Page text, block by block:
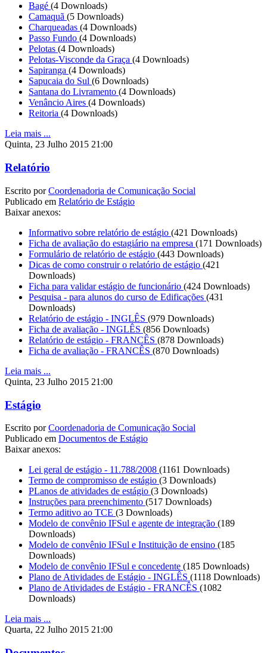
Bagé (4 Downloads)
Camaquã (5 Downloads)
Charqueadas (4 Downloads)
Passo Fundo (4 Downloads)
Pelotas (4 Downloads)
Pelotas-Visconde da Graça (4 Downloads)
Sapiranga (4 Downloads)
Sapucaia do Sul (6 Downloads)
Santana do Livramento (4 Downloads)
Venâncio Aires (4 Downloads)
Reitoria (4 Downloads)
Leia mais ...
Quinta, 23 Julho 2015 21:00
Relatório
Escrito porCoordenadoria de Comunicação Social
Publicado em Relatório de Estágio
Baixar anexos:
Informativo sobre relatório de estágio (421 Downloads)
Ficha de avaliação do estagiário na empresa (171 Downloads)
Formulário de relatório de estágio (443 Downloads)
Dicas de como construir o relatório de estágio (421
Downloads)
Ficha para validar estágio de funcionário (424 Downloads)
Pesquisa - para alunos do curso de Edificações (431
Downloads)
Relatório de estágio - INGLÊS (979 Downloads)
Ficha de avaliação - INGLÊS (856 Downloads)
Relatório de estágio - FRANCÊS (878 Downloads)
Ficha de avaliação - FRANCÊS (870 Downloads)
Leia mais ...
Quinta, 23 Julho 2015 21:00
Estágio
Escrito porCoordenadoria de Comunicação Social
Publicado em Documentos de Estágio
Baixar anexos:
Lei geral de estágio - 11.788/2008 (1161 Downloads)
Termo de compromisso de estágio (3 Downloads)
PLanos de atividades de estágio (3 Downloads)
Instruções para preenchimento (517 Downloads)
Termo aditivo ao TCE (3 Downloads)
Modelo de convênio IFSul e agente de integração (189
Downloads)
Modelo de convênio IFSul e Instituição de ensino (185
Downloads)
Modelo de convênio IFSul e concedente (185 Downloads)
Plano de Atividades de Estágio - INGLÊS (1118 Downloads)
Plano de Atividades de Estágio - FRANCÊS (1082
Downloads)
Leia mais ...
Quarta, 22 Julho 2015 21:00